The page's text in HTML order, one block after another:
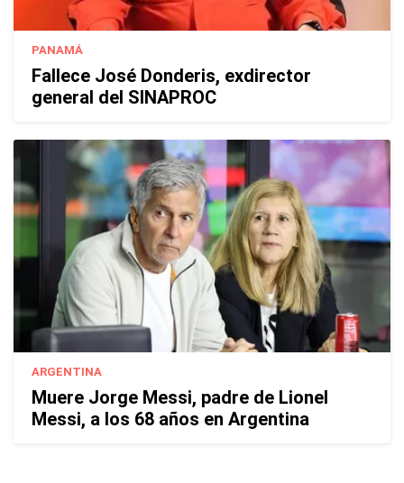
PANAMÁ
Fallece José Donderis, exdirector
general del SINAPROC
ARGENTINA
Muere Jorge Messi, padre de Lionel
Messi, a los 68 años en Argentina